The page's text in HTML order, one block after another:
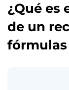
¿Qué es
de un